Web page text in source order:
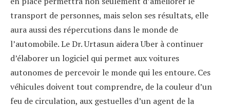
transport de personnes, mais selon ses résultats, elle
aura aussi des répercutions dans le monde de
l’automobile. Le Dr. Urtasun aidera Uber à continuer
d’élaborer un logiciel qui permet aux voitures
autonomes de percevoir le monde qui les entoure. Ces
véhicules doivent tout comprendre, de la couleur d’un
feu de circulation, aux gestuelles d’un agent de la